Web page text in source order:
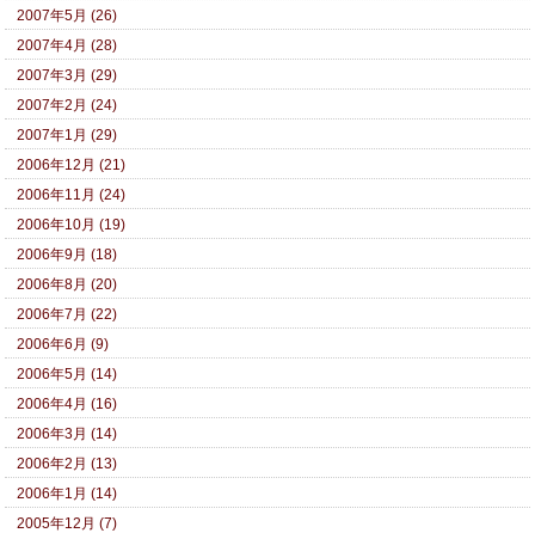
2007年5月 (26)
2007年4月 (28)
2007年3月 (29)
2007年2月 (24)
2007年1月 (29)
2006年12月 (21)
2006年11月 (24)
2006年10月 (19)
2006年9月 (18)
2006年8月 (20)
2006年7月 (22)
2006年6月 (9)
2006年5月 (14)
2006年4月 (16)
2006年3月 (14)
2006年2月 (13)
2006年1月 (14)
2005年12月 (7)